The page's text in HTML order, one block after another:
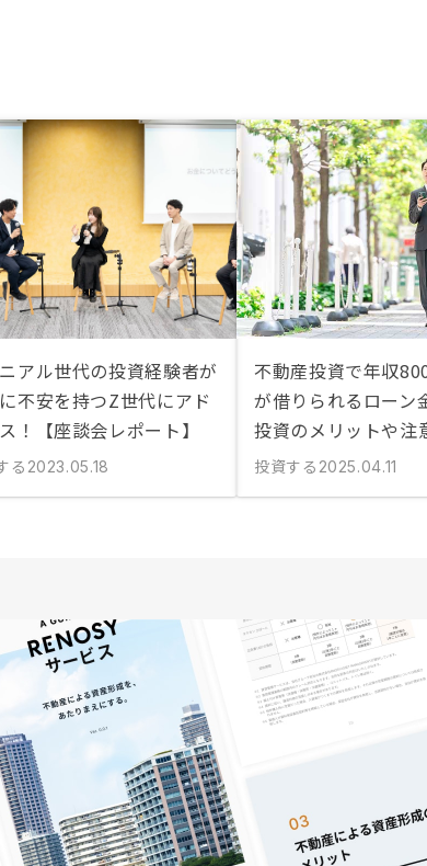
アル世代の投資経験者が
不安を持つZ世代にアド
！【座談会レポート】
る 2023.05.18
不動産投資で年収
が借りられるローン
投資のメリットや注
投資する 2025.04.11